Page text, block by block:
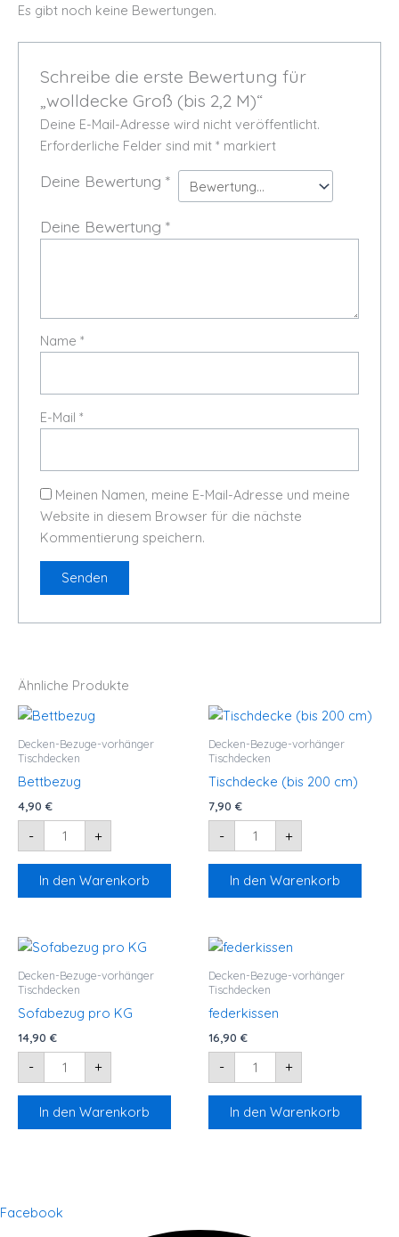
Es gibt noch keine Bewertungen.
Schreibe die erste Bewertung für
„wolldecke Groß (bis 2,2 M)“
Deine E-Mail-Adresse wird nicht veröffentlicht.
Erforderliche Felder sind mit* markiert
Deine Bewertung*
Deine Bewertung*
Name*
E-Mail*
Meinen Namen, meine E-Mail-Adresse und meine
Website in diesem Browser für die nächste
Kommentierung speichern.
Ähnliche Produkte
Decken-Bezuge-vorhänger
Tischdecken
Bettbezug
4,90 €
-
Bettbezug
Menge
+
In den Warenkorb
Decken-Bezuge-vorhänger
Tischdecken
Tischdecke (bis 200 cm)
7,90 €
-
Tischdecke
(bis
cm)
Menge
+
In den Warenkorb
Decken-Bezuge-vorhänger
Tischdecken
Sofabezug pro KG
14,90 €
-
Sofabezug
pro
Menge
+
In den Warenkorb
Decken-Bezuge-vorhänger
Tischdecken
federkissen
16,90 €
-
federkissen
Menge
+
In den Warenkorb
Facebook